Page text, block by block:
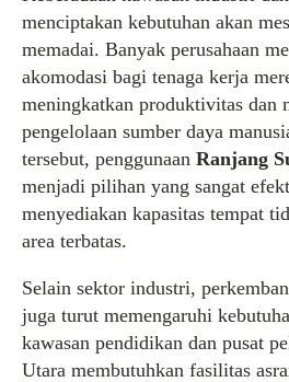
menciptakan kebutuhan akan
memadai. Banyak perusahaan
akomodasi bagi tenaga kerja
meningkatkan produktivitas dan
pengelolaan sumber daya
tersebut, penggunaan Ranjang
menjadi pilihan yang sangat
menyediakan kapasitas tempat
area terbatas.
Selain sektor industri,
juga turut memengaruhi
kawasan pendidikan dan pusat
Utara membutuhkan fasilitas